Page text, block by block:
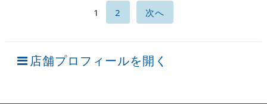
1 2 次へ
店舗プロフィールを開く